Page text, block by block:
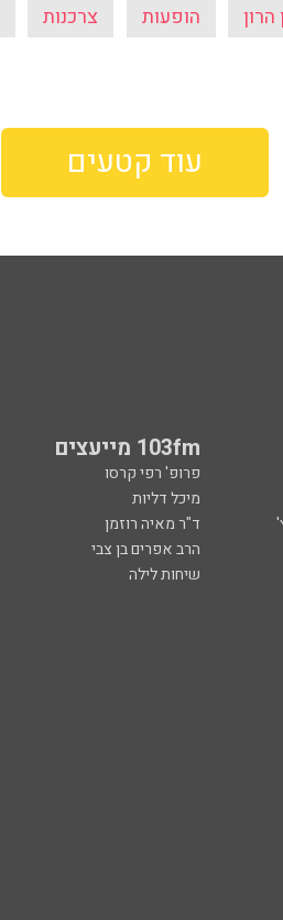
הרון הופעות צרכנות
עוד קטעים
103fm מייעצים
פרופ' רפי קרסו
מיכל דליות
ד"ר מאיה רוזמן
הרב אפרים בן צבי
שיחות לילה